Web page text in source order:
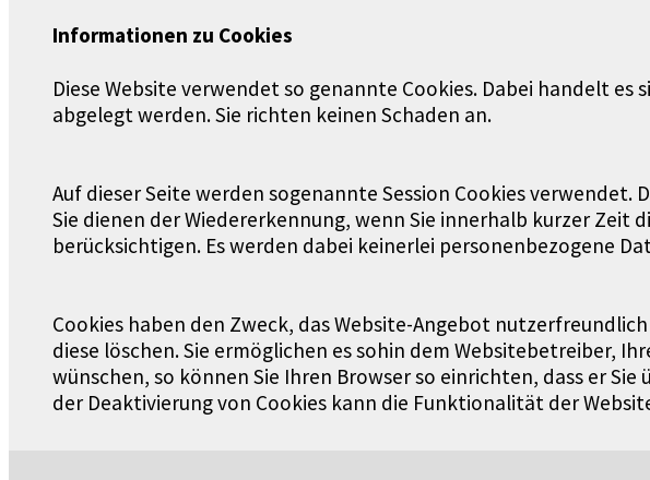
Informationen zu Cookies
Diese Website verwendet so genannte Cookies. Dabei handelt
abgelegt werden. Sie richten keinen Schaden an.
Auf dieser Seite werden sogenannte Session Cookies
Sie dienen der Wiedererkennung, wenn Sie innerhalb kurzer
berücksichtigen. Es werden dabei keinerlei personenbezogene
Cookies haben den Zweck, das Website-Angebot
diese löschen. Sie ermöglichen es sohin dem Websitebetreiber,
wünschen, so können Sie Ihren Browser so einrichten, dass er
der Deaktivierung von Cookies kann die Funktionalität der